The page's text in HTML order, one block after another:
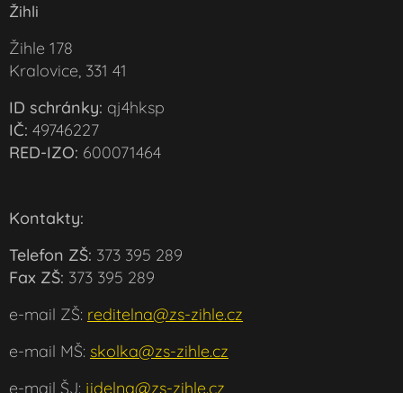
Žihli
Žihle 178
Kralovice, 331 41
ID schránky: qj4hksp
IČ: 49746227
RED-IZO: 600071464
Kontakty:
Telefon ZŠ: 373 395 289
Fax ZŠ: 373 395 289
e-mail ZŠ: reditelna@zs-zihle.cz
e-mail MŠ: skolka@zs-zihle.cz
e-mail ŠJ: jidelna@zs-zihle.cz